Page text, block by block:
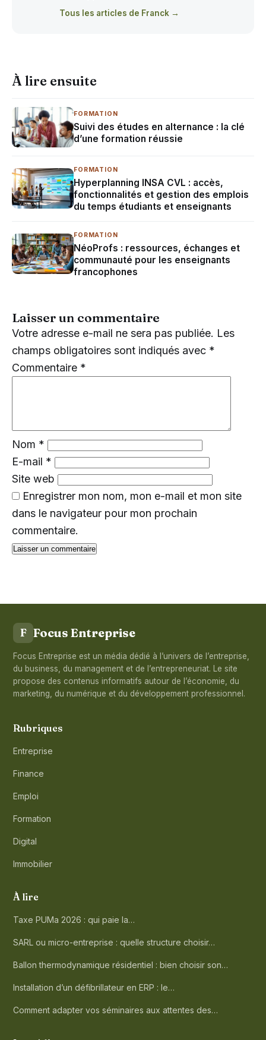
Tous les articles de Franck →
À lire ensuite
FORMATION
Suivi des études en alternance : la clé
d’une formation réussie
FORMATION
Hyperplanning INSA CVL : accès,
fonctionnalités et gestion des emplois
du temps étudiants et enseignants
FORMATION
NéoProfs : ressources, échanges et
communauté pour les enseignants
francophones
Laisser un commentaire
Votre adresse e-mail ne sera pas publiée. Les
champs obligatoires sont indiqués avec *
Commentaire *
Nom *
E-mail *
Site web
Enregistrer mon nom, mon e-mail et mon site
dans le navigateur pour mon prochain
commentaire.
F Focus Entreprise
Focus Entreprise est un média dédié à l’univers de l’entreprise,
du business, du management et de l’entrepreneuriat. Le site
propose des contenus informatifs autour de l’économie, du
marketing, du numérique et du développement professionnel.
Rubriques
Entreprise
Finance
Emploi
Formation
Digital
Immobilier
À lire
Taxe PUMa 2026 : qui paie la…
SARL ou micro-entreprise : quelle structure choisir…
Ballon thermodynamique résidentiel : bien choisir son…
Installation d’un défibrillateur en ERP : le…
Comment adapter vos séminaires aux attentes des…